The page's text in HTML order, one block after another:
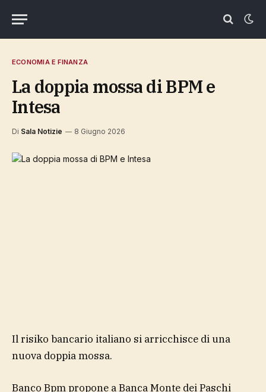
ECONOMIA E FINANZA
La doppia mossa di BPM e
Intesa
Di Sala Notizie 8 Giugno 2026
Il risiko bancario italiano si arricchisce di una
nuova doppia mossa.
Banco Bpm propone a Banca Monte dei Paschi